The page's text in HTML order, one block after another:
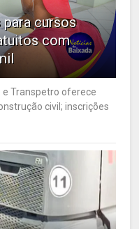
cursos
com
e Transpetro oferece
civil; inscrições